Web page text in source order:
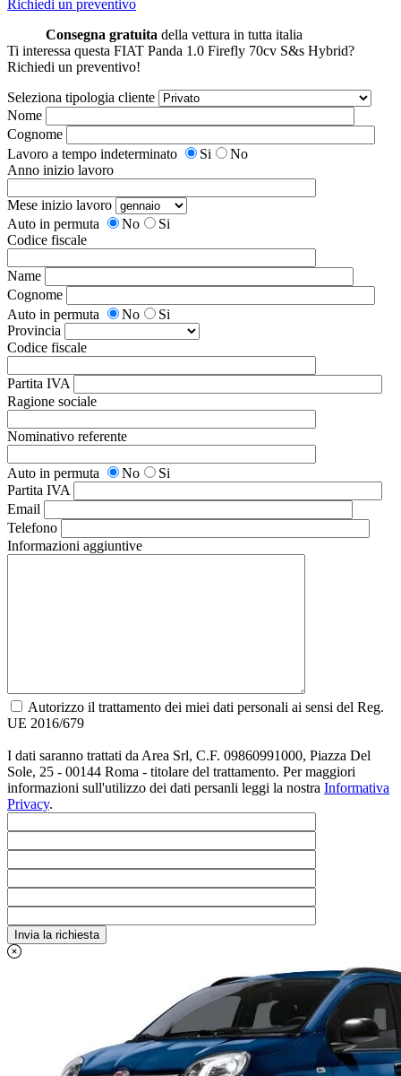
Richiedi un preventivo
Consegna gratuita della vettura in tutta italia
Ti interessa questa FIAT Panda 1.0 Firefly 70cv S&s Hybrid?
Richiedi un preventivo!
Seleziona tipologia cliente
Nome
Cognome
Lavoro a tempo indeterminato
Si
No
Anno inizio lavoro
Mese inizio lavoro
Auto in permuta
No
Si
Codice fiscale
Name
Cognome
Auto in permuta
No
Si
Provincia
Codice fiscale
Partita IVA
Ragione sociale
Nominativo referente
Auto in permuta No
Si
Partita IVA
Email
Telefono
Informazioni aggiuntive
Autorizzo il trattamento dei miei dati personali ai sensi del Reg.
UE 2016/679
I dati saranno trattati da Area Srl, C.F. 09860991000, Piazza Del
Sole, 25 - 00144 Roma - titolare del trattamento. Per maggiori
informazioni sull'utilizzo dei dati persanli leggi la nostra Informativa
Privacy.